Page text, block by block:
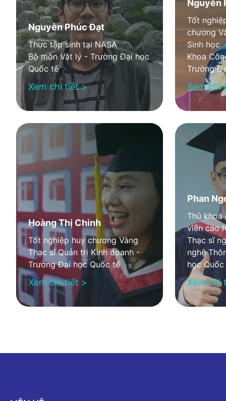
Nguyễn Phúc Đạt
Thực tập sinh tại NASA
Bộ môn Vật lý - Trường Đại học
Quốc tế
Xem chi tiết >
Nguyễn
Tốt
chương
Sinh học
Khoa
Trường
Xem chi
Hoàng Thị Chinh
Tốt nghiệp huy chương Vàng
Thạc sĩ Quản trị Kinh doanh -
Trường Đại học Quốc tế
Xem chi tiết >
Phan
Thủ khoa
viên cao
Thạc sĩ
nghệ
học
Xem chi